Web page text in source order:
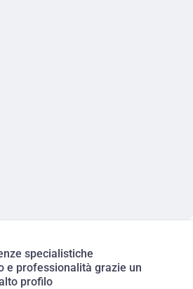
specialistiche
e professionalità grazie un
profilo